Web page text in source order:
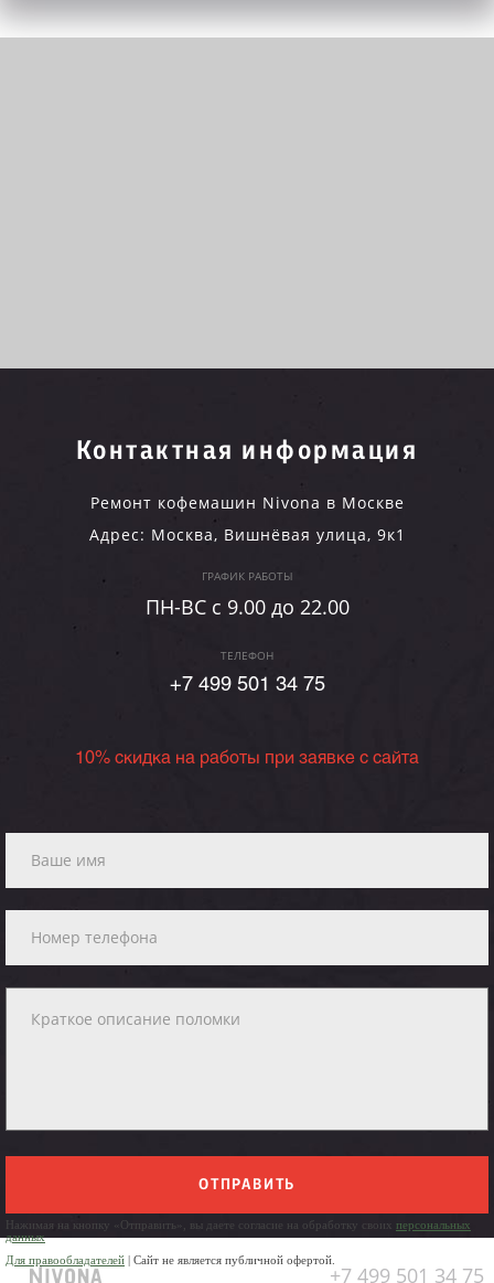
Контактная информация
Ремонт кофемашин Nivona в Москве
Адрес: Москва, Вишнёвая улица, 9к1
ГРАФИК РАБОТЫ
ПН-ВC c 9.00 до 22.00
ТЕЛЕФОН
+7 499 501 34 75
10% скидка на работы при заявке с сайта
ОТПРАВИТЬ
Нажимая на кнопку «Отправить», вы даете согласие на обработку своих персональных
данных
Для правообладателей | Сайт не является публичной офертой.
+7 499 501 34 75